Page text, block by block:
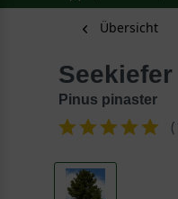
Übersicht
Pinus pinaster
(